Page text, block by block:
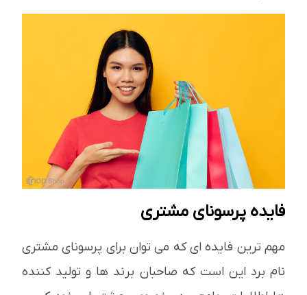
فایده پرسونای مشتری
مهم ترین فایده ای که می توان برای پرسونای مشتری
نام برد این است که صاحبان برند ها و تولید کننده